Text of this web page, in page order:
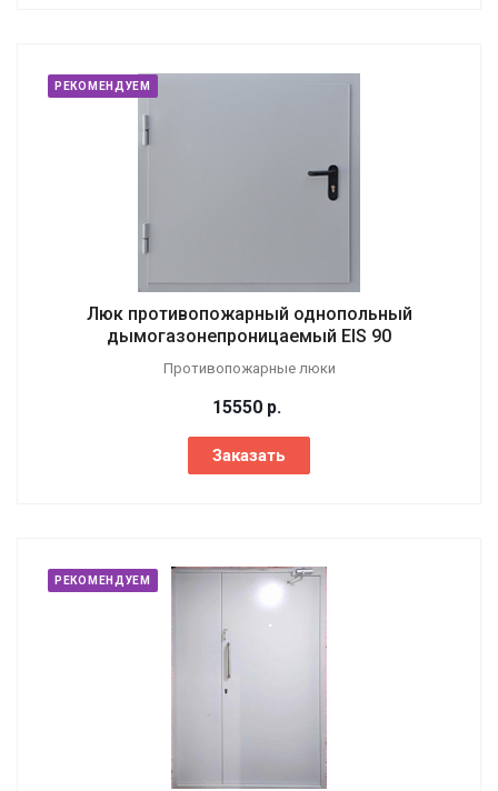
РЕКОМЕНДУЕМ
Люк противопожарный однопольный
дымогазонепроницаемый EIS 90
Противопожарные люки
15550 р.
Заказать
РЕКОМЕНДУЕМ